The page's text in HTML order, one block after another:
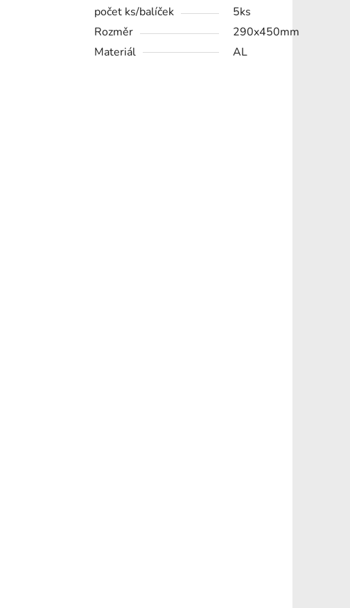
počet ks/balíček
5ks
Rozměr
290x450mm
Materiál
AL